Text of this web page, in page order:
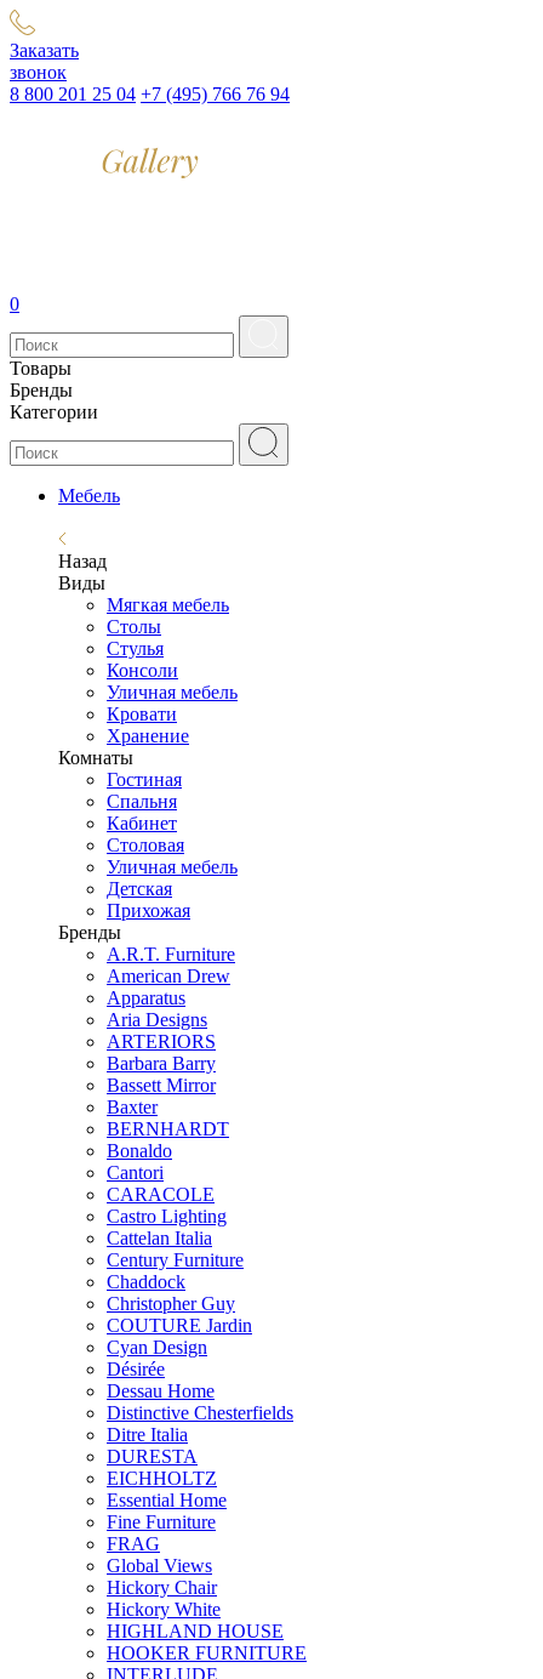
Заказать
звонок
8 800 201 25 04 +7 (495) 766 76 94
0
Товары
Бренды
Категории
Мебель
Назад
Виды
Мягкая мебель
Столы
Стулья
Консоли
Уличная мебель
Кровати
Хранение
Комнаты
Гостиная
Спальня
Кабинет
Столовая
Уличная мебель
Детская
Прихожая
Бренды
A.R.T. Furniture
American Drew
Apparatus
Aria Designs
ARTERIORS
Barbara Barry
Bassett Mirror
Baxter
BERNHARDT
Bonaldo
Cantori
CARACOLE
Castro Lighting
Cattelan Italia
Century Furniture
Chaddock
Christopher Guy
COUTURE Jardin
Cyan Design
Désirée
Dessau Home
Distinctive Chesterfields
Ditre Italia
DURESTA
EICHHOLTZ
Essential Home
Fine Furniture
FRAG
Global Views
Hickory Chair
Hickory White
HIGHLAND HOUSE
HOOKER FURNITURE
INTERLUDE